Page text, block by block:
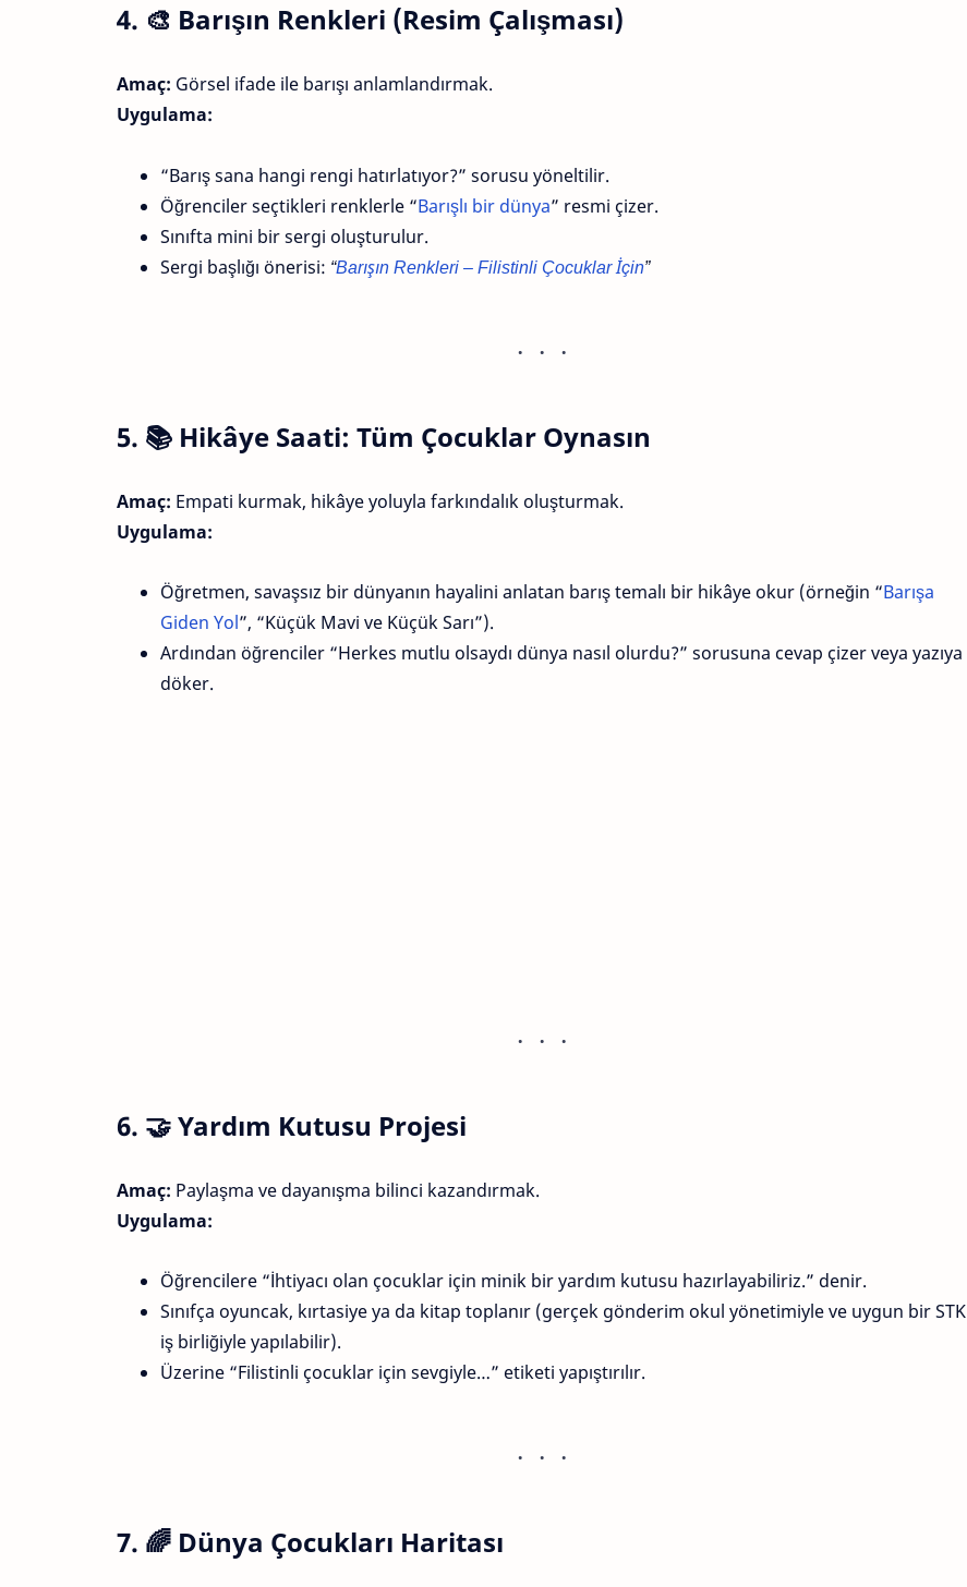
4. 🎨 Barışın Renkleri (Resim Çalışması)
Amaç: Görsel ifade ile barışı anlamlandırmak.
Uygulama:
“Barış sana hangi rengi hatırlatıyor?” sorusu yöneltilir.
Öğrenciler seçtikleri renklerle “Barışlı bir dünya” resmi çizer.
Sınıfta mini bir sergi oluşturulur.
Sergi başlığı önerisi: “Barışın Renkleri – Filistinli Çocuklar İçin”
5. 📚 Hikâye Saati: Tüm Çocuklar Oynasın
Amaç: Empati kurmak, hikâye yoluyla farkındalık oluşturmak.
Uygulama:
Öğretmen, savaşsız bir dünyanın hayalini anlatan barış temalı bir hikâye okur (örneğin “Barışa
Giden Yol”, “Küçük Mavi ve Küçük Sarı”).
Ardından öğrenciler “Herkes mutlu olsaydı dünya nasıl olurdu?” sorusuna cevap çizer veya yazıya
döker.
6. 🤝Yardım Kutusu Projesi
Amaç: Paylaşma ve dayanışma bilinci kazandırmak.
Uygulama:
Öğrencilere “İhtiyacı olan çocuklar için minik bir yardım kutusu hazırlayabiliriz.” denir.
Sınıfça oyuncak, kırtasiye ya da kitap toplanır (gerçek gönderim okul yönetimiyle ve uygun bir STK
iş birliğiyle yapılabilir).
Üzerine “Filistinli çocuklar için sevgiyle…” etiketi yapıştırılır.
7. 🌈 Dünya Çocukları Haritası